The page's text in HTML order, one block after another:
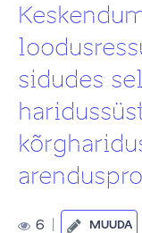
sidudes
6 MUUDA